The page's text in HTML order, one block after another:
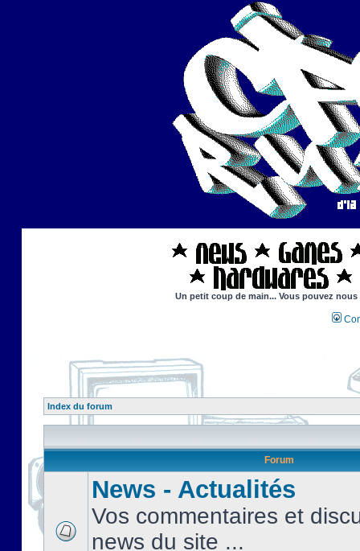
Un petit coup de main... Vous pouvez
Index du forum
Forum
News - Actualités
Vos commentaires et
news du site ...